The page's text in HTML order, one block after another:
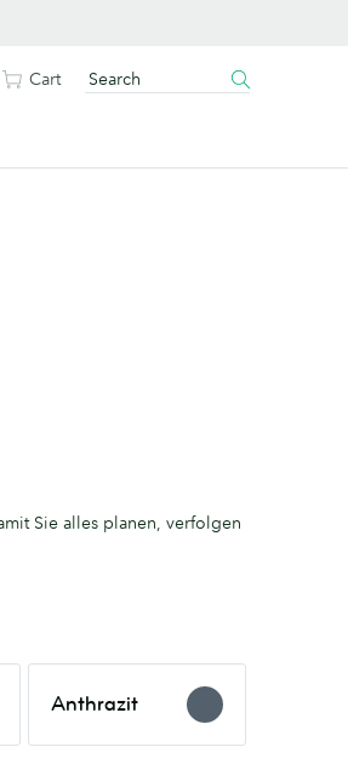
Cart
Sie alles planen, verfolgen
Anthrazit